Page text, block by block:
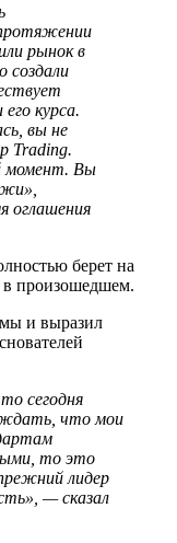
рынок в
создали
курса.
вы не
Trading.
момент. Вы
оглашения
берет на
в произошедшем.
и выразил
сегодня
что мои
то это
лидер
— сказал